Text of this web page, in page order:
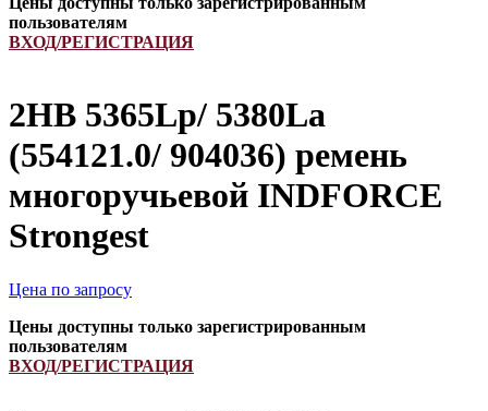
пользователям
ВХОД/РЕГИСТРАЦИЯ
2HB 5365Lp/ 5380La
(554121.0/ 904036) ремень
многоручьевой INDFORCE
Strongest
Цена по запросу
Цены доступны только зарегистрированным
пользователям
ВХОД/РЕГИСТРАЦИЯ